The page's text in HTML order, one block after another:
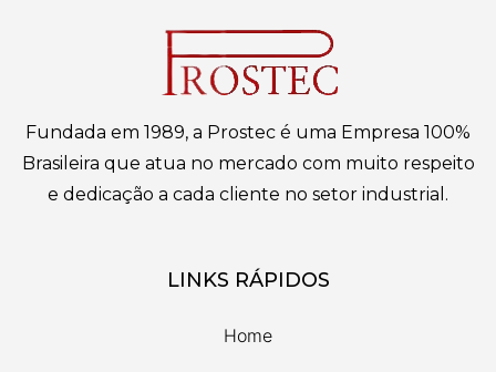
Fundada em 1989, a Prostec é uma Empresa 100%
Brasileira que atua no mercado com muito respeito
e dedicação a cada cliente no setor industrial.
LINKS RÁPIDOS
Home